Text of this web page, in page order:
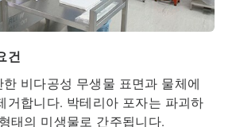
건
비다공성 무생물 표면과 물체에
거합니다. 박테리아 포자는 파괴하
태의 미생물로 간주됩니다.